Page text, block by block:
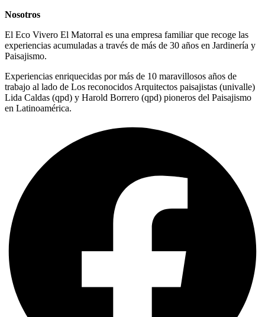
Nosotros
El Eco Vivero El Matorral es una empresa familiar que recoge las
experiencias acumuladas a través de más de 30 años en Jardinería y
Paisajismo.
Experiencias enriquecidas por más de 10 maravillosos años de
trabajo al lado de Los reconocidos Arquitectos paisajistas (univalle)
Lida Caldas (qpd) y Harold Borrero (qpd) pioneros del Paisajismo
en Latinoamérica.